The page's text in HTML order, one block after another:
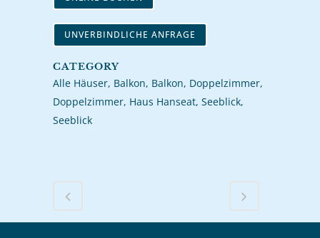
UNVERBINDLICHE ANFRAGE
CATEGORY
Alle Häuser, Balkon, Balkon, Doppelzimmer,
Doppelzimmer, Haus Hanseat, Seeblick,
Seeblick